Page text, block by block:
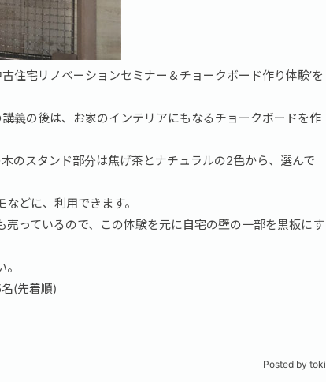
住宅リノベーションセミナー＆チョークボード作り体験’を
義の後は、お家のインテリアにもなるチョークボードを作
のスタンド部分は焦げ茶とナチュラルの2色から、選んで
どに、利用できます。
っているので、この体験を元に自宅の壁の一部を黒板にす
(先着順)
Posted by toki